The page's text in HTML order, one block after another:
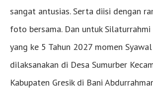
sangat antusias. Serta diisi dengan
foto bersama. Dan untuk
yang ke 5 Tahun 2027 momen
dilaksanakan di Desa Sumurber
Kabupaten Gresik di Bani